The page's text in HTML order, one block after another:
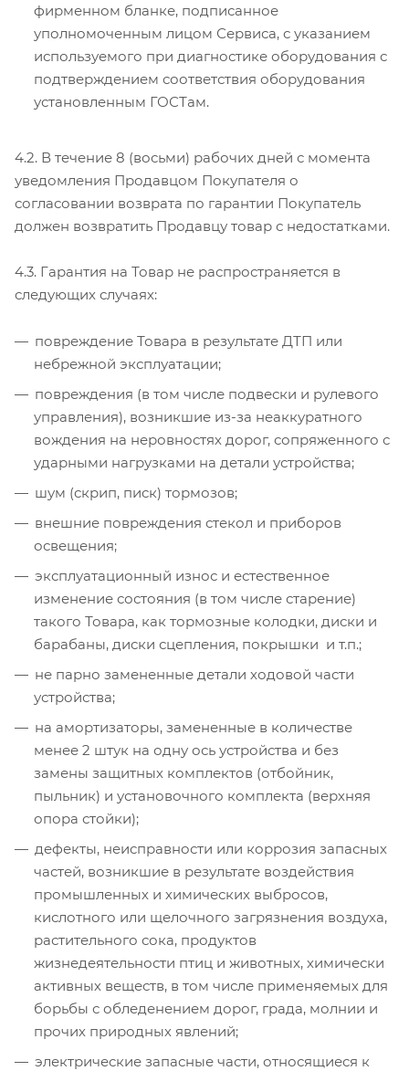
фирменном бланке, подписанное
уполномоченным лицом Сервиса, с указанием
используемого при диагностике оборудования с
подтверждением соответствия оборудования
установленным ГОСТам.
4.2. В течение 8 (восьми) рабочих дней с момента
уведомления Продавцом Покупателя о
согласовании возврата по гарантии Покупатель
должен возвратить Продавцу товар с недостатками.
4.3. Гарантия на Товар не распространяется в
следующих случаях:
повреждение Товара в результате ДТП или
небрежной эксплуатации;
повреждения (в том числе подвески и рулевого
управления), возникшие из-за неаккуратного
вождения на неровностях дорог, сопряженного с
ударными нагрузками на детали устройства;
шум (скрип, писк) тормозов;
внешние повреждения стекол и приборов
освещения;
эксплуатационный износ и естественное
изменение состояния (в том числе старение)
такого Товара, как тормозные колодки, диски и
барабаны, диски сцепления, покрышки и т.п.;
не парно замененные детали ходовой части
устройства;
на амортизаторы, замененные в количестве
менее 2 штук на одну ось устройства и без
замены защитных комплектов (отбойник,
пыльник) и установочного комплекта (верхняя
опора стойки);
дефекты, неисправности или коррозия запасных
частей, возникшие в результате воздействия
промышленных и химических выбросов,
кислотного или щелочного загрязнения воздуха,
растительного сока, продуктов
жизнедеятельности птиц и животных, химически
активных веществ, в том числе применяемых для
борьбы с обледенением дорог, града, молнии и
прочих природных явлений;
электрические запасные части, относящиеся к